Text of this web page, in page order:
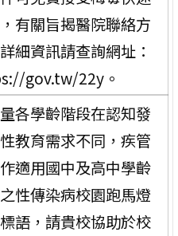
有關旨揭醫院聯絡方
細資訊請查詢網址：
gov.tw/22y。
各學齡階段在認知發
教育需求不同，疾管
適用國中及高中學齡
性傳染病校園跑馬燈
語，請貴校協助於校